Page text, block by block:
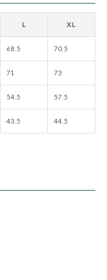
L XL
68.5 70.5
71 73
54.5 57.5
43.5 44.5